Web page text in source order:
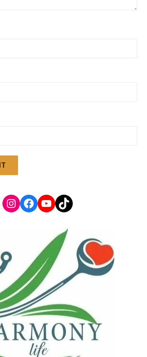
Instagram
Facebook
YouTube
TikTok